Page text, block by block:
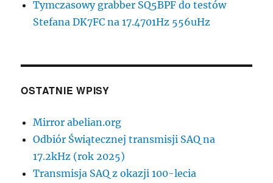
Tymczasowy grabber SQ5BPF do testów
Stefana DK7FC na 17.4701Hz 556uHz
OSTATNIE WPISY
Mirror abelian.org
Odbiór Świątecznej transmisji SAQ na
17.2kHz (rok 2025)
Transmisja SAQ z okazji 100-lecia